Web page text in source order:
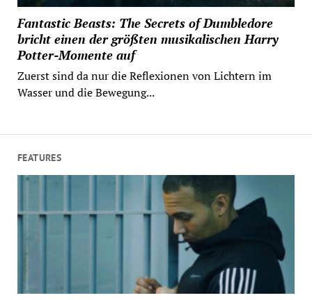
Fantastic Beasts: The Secrets of Dumbledore
bricht einen der größten musikalischen Harry
Potter-Momente auf
Zuerst sind da nur die Reflexionen von Lichtern im
Wasser und die Bewegung...
FEATURES